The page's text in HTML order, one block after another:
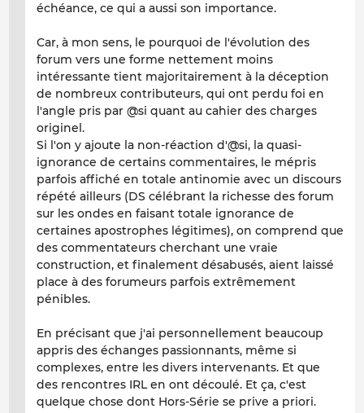
échéance, ce qui a aussi son importance.
Car, à mon sens, le pourquoi de l'évolution des
forum vers une forme nettement moins
intéressante tient majoritairement à la déception
de nombreux contributeurs, qui ont perdu foi en
l'angle pris par @si quant au cahier des charges
originel.
Si l'on y ajoute la non-réaction d'@si, la quasi-
ignorance de certains commentaires, le mépris
parfois affiché en totale antinomie avec un discours
répété ailleurs (DS célébrant la richesse des forum
sur les ondes en faisant totale ignorance de
certaines apostrophes légitimes), on comprend que
des commentateurs cherchant une vraie
construction, et finalement désabusés, aient laissé
place à des forumeurs parfois extrêmement
pénibles.
En précisant que j'ai personnellement beaucoup
appris des échanges passionnants, même si
complexes, entre les divers intervenants. Et que
des rencontres IRL en ont découlé. Et ça, c'est
quelque chose dont Hors-Série se prive a priori.